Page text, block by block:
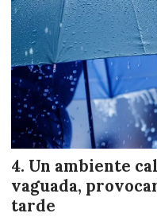
Un ambiente
vaguada,
tarde